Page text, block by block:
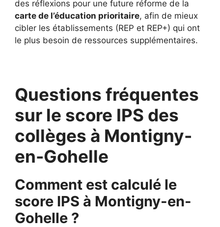
des réflexions pour une future réforme de la
carte de l’éducation prioritaire, afin de mieux
cibler les établissements (REP et REP+) qui ont
le plus besoin de ressources supplémentaires.
Questions fréquentes
sur le score IPS des
collèges à Montigny-
en-Gohelle
Comment est calculé le
score IPS à Montigny-en-
Gohelle ?